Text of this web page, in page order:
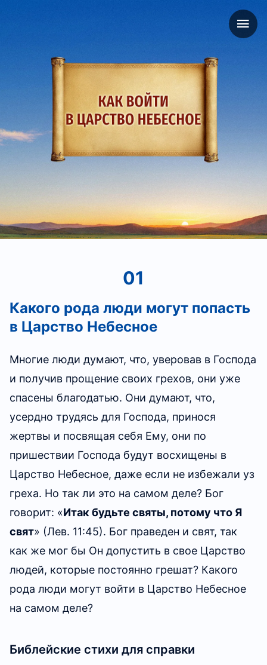
01
Какого рода люди могут попасть
в Царство Небесное
Многие люди думают, что, уверовав в Господа
и получив прощение своих грехов, они уже
спасены благодатью. Они думают, что,
усердно трудясь для Господа, принося
жертвы и посвящая себя Ему, они по
пришествии Господа будут восхищены в
Царство Небесное, даже если не избежали уз
греха. Но так ли это на самом деле? Бог
говорит: «Итак будьте святы, потому что Я
свят» (Лев. 11:45). Бог праведен и свят, так
как же мог бы Он допустить в свое Царство
людей, которые постоянно грешат? Какого
рода люди могут войти в Царство Небесное
на самом деле?
Библейские стихи для справки